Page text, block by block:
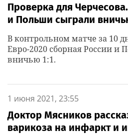
Проверка для
и Польши сыграли
В контрольном матче за 10
Евро-2020 сборная России и
вничью 1:1.
1 июня 2021, 23:55
Доктор Мясников
варикоза на инфаркт и